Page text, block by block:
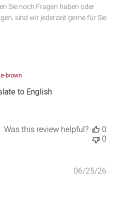
brown
Sie noch Fragen haben oder
sind wir jederzeit gerne für Sie
to English
Was this review helpful?
0
0
06/25/26